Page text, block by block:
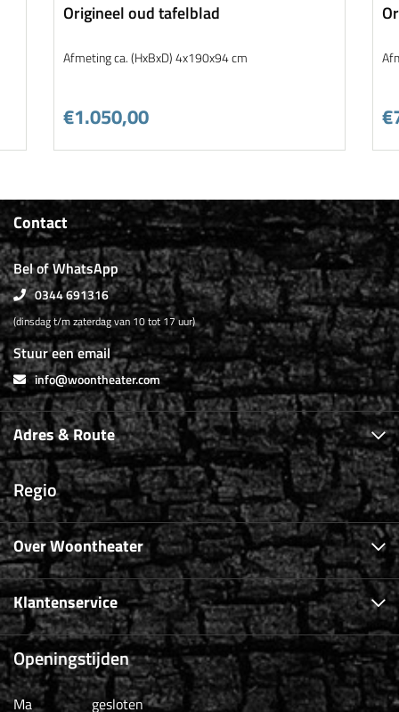
Origineel oud tafelblad
Afmeting ca. (HxBxD) 4x190x94 cm
€1.050,00
Contact
Bel of WhatsApp
0344 691316
(dinsdag t/m zaterdag van 10 tot 17 uur)
Stuur een email
info@woontheater.com
Adres & Route
Regio
Over Woontheater
Klantenservice
Openingstijden
Ma gesloten